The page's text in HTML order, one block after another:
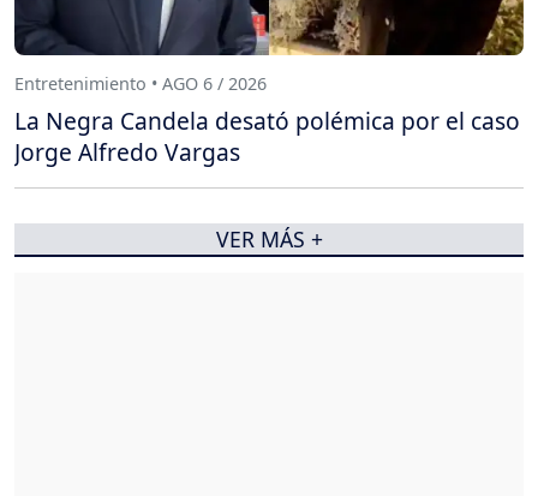
Entretenimiento • AGO 6 / 2026
La Negra Candela desató polémica por el caso
Jorge Alfredo Vargas
VER MÁS +